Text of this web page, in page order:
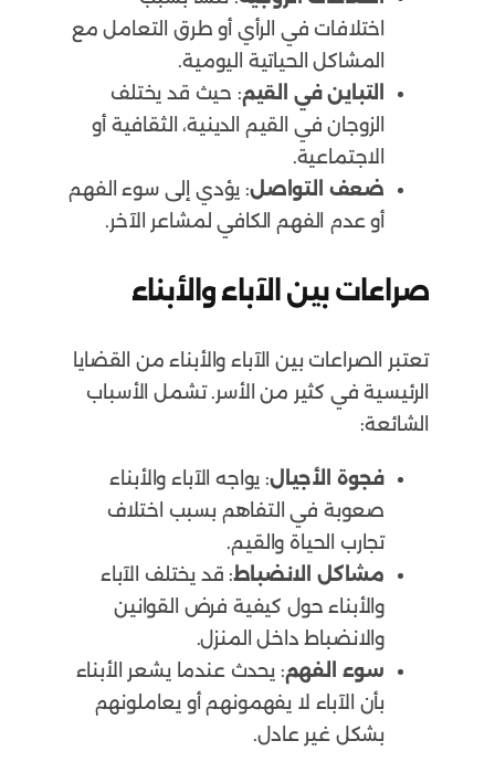
اختلافات في الرأي أو طرق التعامل مع
المشاكل الحياتية اليومية.
التباين في القيم: حيث قد يختلف
الزوجان في القيم الدينية، الثقافية أو
الاجتماعية.
ضعف التواصل: يؤدي إلى سوء الفهم
أو عدم الفهم الكافي لمشاعر الآخر.
صراعات بين الآباء والأبناء
تعتبر الصراعات بين الآباء والأبناء من القضايا
الرئيسية في كثير من الأسر. تشمل الأسباب
الشائعة:
فجوة الأجيال: يواجه الآباء والأبناء
صعوبة في التفاهم بسبب اختلاف
تجارب الحياة والقيم.
مشاكل الانضباط: قد يختلف الآباء
والأبناء حول كيفية فرض القوانين
والانضباط داخل المنزل.
سوء الفهم: يحدث عندما يشعر الأبناء
بأن الآباء لا يفهمونهم أو يعاملونهم
بشكل غير عادل.